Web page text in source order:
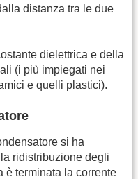
distanza tra le due
dielettrica e della
(i più impiegati nei
e quelli plastici).
si ha
ridistribuzione degli
è terminata la corrente